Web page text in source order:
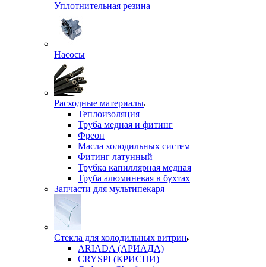
Уплотнительная резина
Насосы
Расходные материалы
Теплоизоляция
Труба медная и фитинг
Фреон
Масла холодильных систем
Фитинг латунный
Трубка капиллярная медная
Труба алюминевая в бухтах
Запчасти для мультипекаря
Стекла для холодильных витрин
ARIADA (АРИАДА)
CRYSPI (КРИСПИ)